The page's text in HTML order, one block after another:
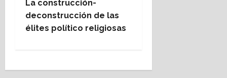
a
i
La construcción-
deconstrucción de las
élites político religiosas